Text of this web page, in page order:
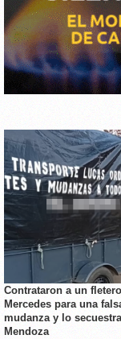
Contrataron a un
Mercedes para una
mudanza y lo
Mendoza